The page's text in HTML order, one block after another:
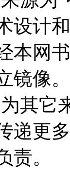
设计
本网
镜像。
为其它
递更
责。